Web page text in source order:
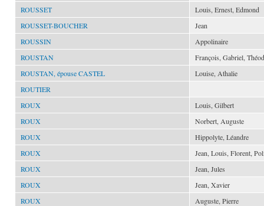
ROUSSET
Louis, Ernest, Edmond
ROUSSET-BOUCHER
Jean
ROUSSIN
Appolinaire
ROUSTAN
François, Gabriel,
ROUSTAN, épouse CASTEL
Louise, Athalie
ROUTIER
ROUX
Louis, Gilbert
ROUX
Norbert, Auguste
ROUX
Hippolyte, Léandre
ROUX
Jean, Louis, Florent,
ROUX
Jean, Jules
ROUX
Jean, Xavier
ROUX
Auguste, Pierre